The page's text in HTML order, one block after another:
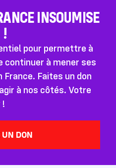
INSOUMISE
!
pour permettre à
continuer à mener ses
Faites un don
à nos côtés. Votre
DON